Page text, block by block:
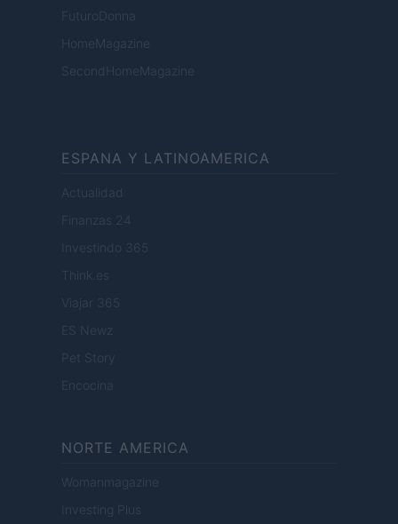
FuturoDonna
HomeMagazine
SecondHomeMagazine
ESPANA Y LATINOAMERICA
Actualidad
Finanzas 24
Investindo 365
Think.es
Viajar 365
ES Newz
Pet Story
Encocina
NORTE AMERICA
Womanmagazine
Investing Plus